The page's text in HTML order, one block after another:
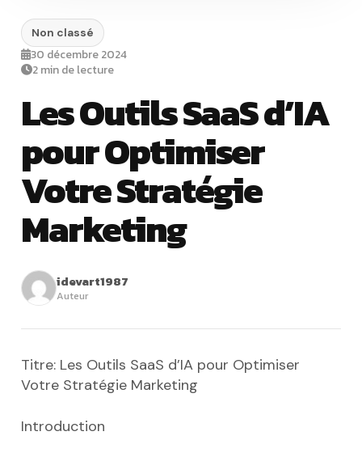
Non classé
30 décembre 2024
2 min de lecture
Les Outils SaaS d’IA
pour Optimiser
Votre Stratégie
Marketing
idevart1987
Auteur
Titre: Les Outils SaaS d’IA pour Optimiser
Votre Stratégie Marketing
Introduction